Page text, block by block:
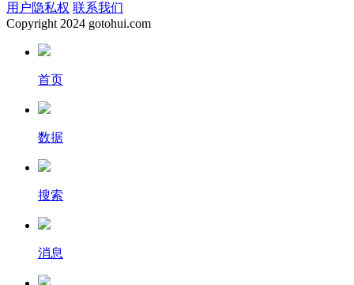
用户隐私权 联系我们
Copyright 2024 gotohui.com
首页
数据
搜索
消息